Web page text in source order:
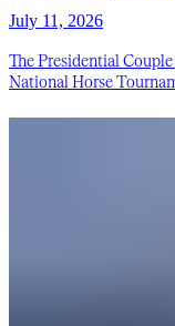
July 11, 2026
The Presidential
National Horse